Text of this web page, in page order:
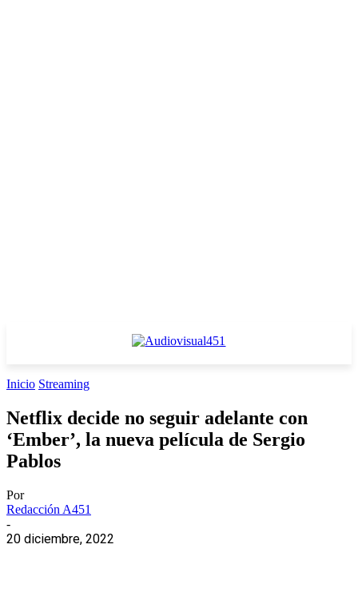
Inicio Streaming
Netflix decide no seguir adelante con
‘Ember’, la nueva película de Sergio
Pablos
Por
Redacción A451
-
20 diciembre, 2022